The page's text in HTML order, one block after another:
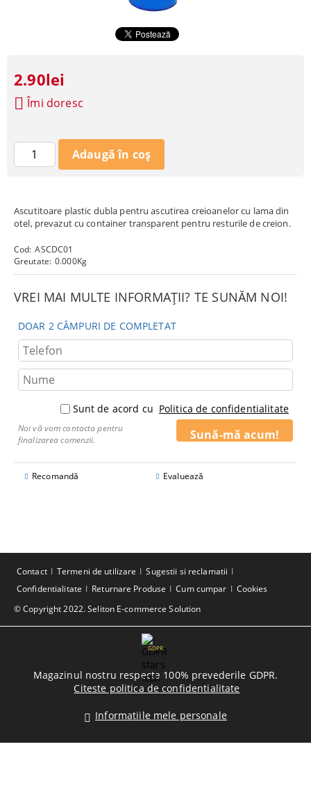
Ascutitoare plastic dubla pentru ascutirea creioanelor cu lama din
otel, prevazut cu container transparent pentru resturile de creion.
Cod: ASCDC01
Greutate: 0.000Kg
VREI MAI MULTE INFORMAȚII? TE SUNĂM NOI!
DOAR 2 CÂMPURI DE COMPLETAT
Sunt de acord cu Politica de confidentialitate
Noi vă vom contacta pentru
finalizarea comenzii.
Recomandă Evaluează
2.90lei
Îmi doresc
© Copyright 2022. Seliton E-commerce Solution
Contact Termeni de utilizare
Sugestii si reclamatii
Confidentialitate
Returnare Produse Cum cumpar Cookies
GDPR
Magazinul nostru respecta 100% prevederile GDPR.
Citeste politica de confidentialitate
Informatiile mele personale